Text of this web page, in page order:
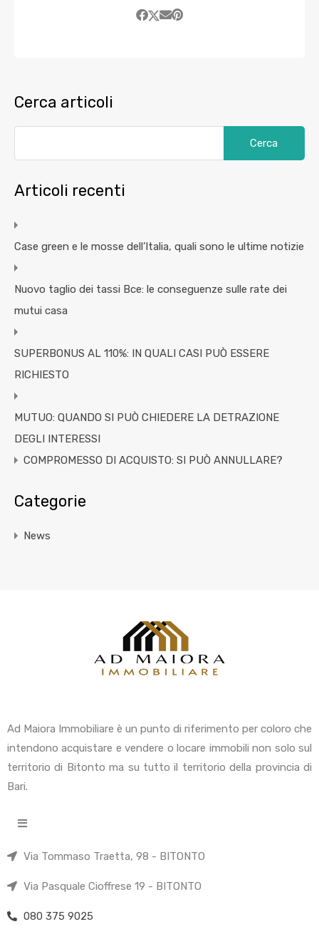
Cerca articoli
Articoli recenti
Case green e le mosse dell’Italia, quali sono le ultime notizie
Nuovo taglio dei tassi Bce: le conseguenze sulle rate dei
mutui casa
SUPERBONUS AL 110%: IN QUALI CASI PUÒ ESSERE
RICHIESTO
MUTUO: QUANDO SI PUÒ CHIEDERE LA DETRAZIONE
DEGLI INTERESSI
COMPROMESSO DI ACQUISTO: SI PUÒ ANNULLARE?
Categorie
News
Ad Maiora Immobiliare è un punto di riferimento per coloro che
intendono acquistare e vendere o locare immobili non solo sul
territorio di Bitonto ma su tutto il territorio della provincia di
Bari.
Via Tommaso Traetta, 98 - BITONTO
Via Pasquale Cioffrese 19 - BITONTO
080 375 9025